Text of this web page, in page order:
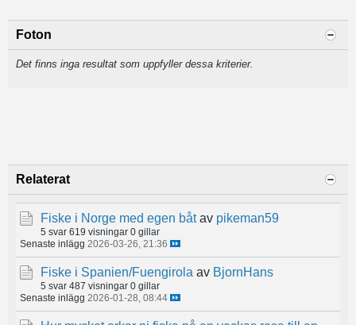
Foton
Det finns inga resultat som uppfyller dessa kriterier.
Relaterat
Fiske i Norge med egen båt av pikeman59
5 svar 619 visningar 0 gillar
Senaste inlägg 2026-03-26, 21:36
Fiske i Spanien/Fuengirola av BjornHans
5 svar 487 visningar 0 gillar
Senaste inlägg 2026-01-28, 08:44